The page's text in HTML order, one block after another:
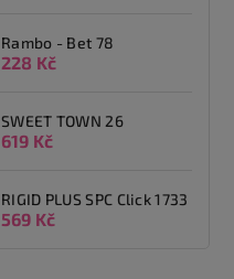
Rambo - Bet 78
228 Kč
SWEET TOWN 26
619 Kč
RIGID PLUS SPC Click 1733
569 Kč